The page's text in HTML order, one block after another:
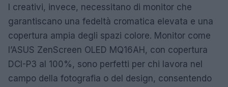
I creativi, invece, necessitano di monitor che
garantiscano una fedeltà cromatica elevata e una
copertura ampia degli spazi colore. Monitor come
l’ASUS ZenScreen OLED MQ16AH, con copertura
DCI-P3 al 100%, sono perfetti per chi lavora nel
campo della fotografia o del design, consentendo